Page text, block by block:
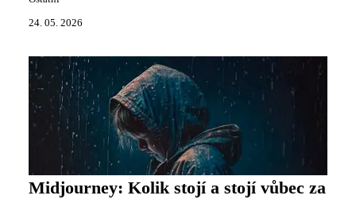
24. 05. 2026
Midjourney: Kolik stojí a stojí vůbec za